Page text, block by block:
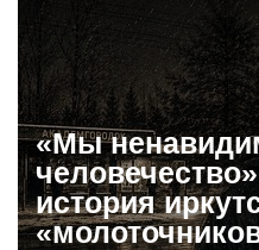
«Мы
история